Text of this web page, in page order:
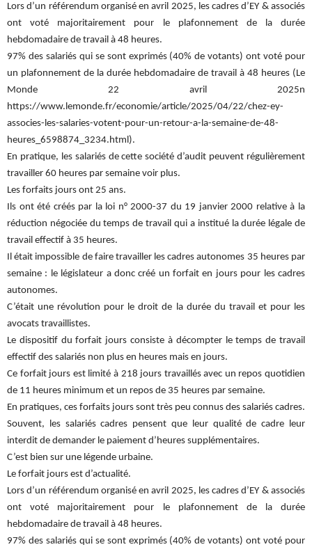
Lors d’un référendum organisé en avril 2025, les cadres d’EY & associés
ont voté majoritairement pour le plafonnement de la durée
hebdomadaire de travail à 48 heures.
97% des salariés qui se sont exprimés (40% de votants) ont voté pour
un plafonnement de la durée hebdomadaire de travail à 48 heures (Le
Monde 22 avril 2025n
https://www.lemonde.fr/economie/article/2025/04/22/chez-ey-
associes-les-salaries-votent-pour-un-retour-a-la-semaine-de-48-
heures_6598874_3234.html).
En pratique, les salariés de cette société d’audit peuvent régulièrement
travailler 60 heures par semaine voir plus.
Les forfaits jours ont 25 ans.
Ils ont été créés par la loi n° 2000-37 du 19 janvier 2000 relative à la
réduction négociée du temps de travail qui a institué la durée légale de
travail effectif à 35 heures.
Il était impossible de faire travailler les cadres autonomes 35 heures par
semaine : le législateur a donc créé un forfait en jours pour les cadres
autonomes.
C’était une révolution pour le droit de la durée du travail et pour les
avocats travaillistes.
Le dispositif du forfait jours consiste à décompter le temps de travail
effectif des salariés non plus en heures mais en jours.
Ce forfait jours est limité à 218 jours travaillés avec un repos quotidien
de 11 heures minimum et un repos de 35 heures par semaine.
En pratiques, ces forfaits jours sont très peu connus des salariés cadres.
Souvent, les salariés cadres pensent que leur qualité de cadre leur
interdit de demander le paiement d’heures supplémentaires.
C’est bien sur une légende urbaine.
Le forfait jours est d’actualité.
Lors d’un référendum organisé en avril 2025, les cadres d’EY & associés
ont voté majoritairement pour le plafonnement de la durée
hebdomadaire de travail à 48 heures.
97% des salariés qui se sont exprimés (40% de votants) ont voté pour